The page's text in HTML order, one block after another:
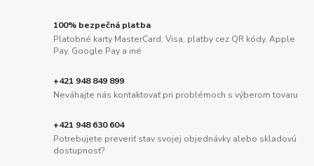
100% bezpečná platba
Platobné karty MasterCard, Visa, platby cez QR kódy, Apple
Pay, Google Pay a iné
+421 948 849 899
Neváhajte nás kontaktovať pri problémoch s výberom tovaru
+421 948 630 604
Potrebujete preveriť stav svojej objednávky alebo skladovú
dostupnosť?